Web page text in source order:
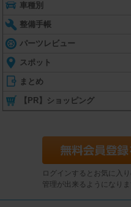
車種別
整備手帳
パーツレビュー
スポット
まとめ
【PR】ショッピング
ログインするとお気に入
管理が出来るようになり